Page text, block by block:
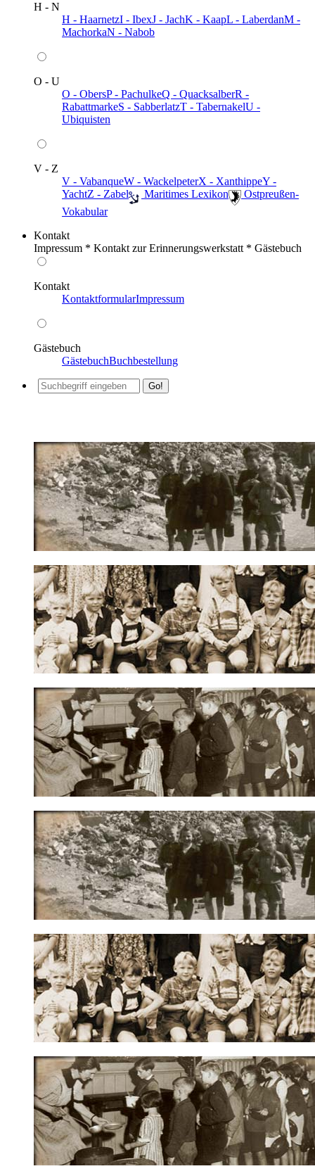
H - N
H - HaarnetzI - IbexJ - JachK - KaapL - LaberdanM -
MachorkaN - Nabob
O - U
O - ObersP - PachulkeQ - QuacksalberR -
RabattmarkeS - SabberlatzT - TabernakelU -
Ubiquisten
V - Z
V - VabanqueW - WackelpeterX - XanthippeY -
YachtZ - Zabel ️ Maritimes Lexikon
️ Ostpreußen-
Vokabular
Kontakt
Impressum * Kontakt zur Erinnerungswerkstatt * Gästebuch
Kontakt
KontaktformularImpressum
Gästebuch
GästebuchBuchbestellung